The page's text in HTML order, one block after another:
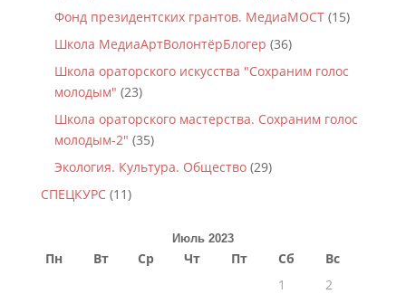
Фонд президентских грантов. МедиаМОСТ(15)
Школа МедиаАртВолонтёрБлогер (36)
Школа ораторского искусства "Сохраним голос
молодым" (23)
Школа ораторского мастерства. Сохраним голос
молодым-2" (35)
Экология. Культура. Общество(29)
СПЕЦКУРС(11)
Июль 2023
Пн Вт Ср Чт Пт Сб
Вс
1
2